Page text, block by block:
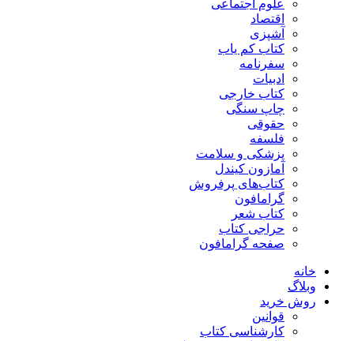
علوم اجتماعی
اقتصاد
آشپزی
کتاب کم یاب
سفرنامه
ادبیات
کتاب خارجی
چاپ سنگی
حقوقی
فلسفه
پزشکی و سلامت
آمازون کیندل
کتاب‌های پرفروش
گرامافون
کتاب شعر
حراجی کتاب
صفحه گرامافون
خانه
وبلاگ
روش خرید
قوانین
کارشناسی کتاب